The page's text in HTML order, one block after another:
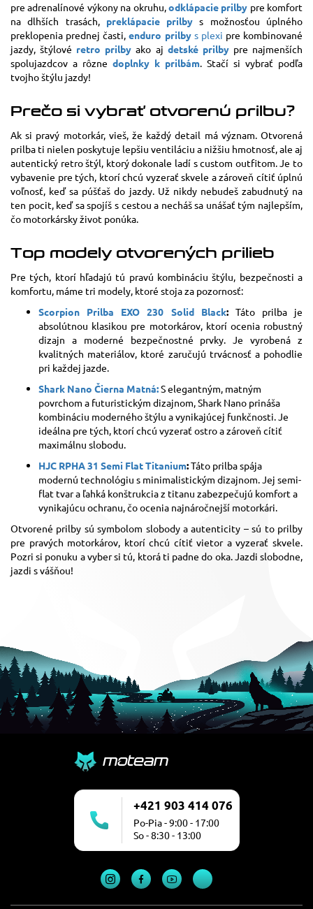
pre adrenalínové výkony na okruhu,odklápacie prilby pre komfort
na dlhších trasách, preklápacie prilby s možnosťou úplného
preklopenia prednej časti,enduro prilbys plexi pre kombinované
jazdy, štýlové retro prilby ako aj detské prilbypre najmenších
spolujazdcov a rôzne doplnky k prilbám. Stačí si vybrať podľa
tvojho štýlu jazdy!
Prečo si vybrať otvorenú prilbu?
Ak si pravý motorkár, vieš, že každý detail má význam. Otvorená
prilba ti nielen poskytuje lepšiu ventiláciu a nižšiu hmotnosť, ale aj
autentický retro štýl, ktorý dokonale ladí s custom outfitom. Je to
vybavenie pre tých, ktorí chcú vyzerať skvele a zároveň cítiť úplnú
voľnosť, keď sa púšťaš do jazdy. Už nikdy nebudeš zabudnutý na
ten pocit, keď sa spojíš s cestou a necháš sa unášať tým najlepším,
čo motorkársky život ponúka.
Top modely otvorených prilieb
Pre tých, ktorí hľadajú tú pravú kombináciu štýlu, bezpečnosti a
komfortu, máme tri modely, ktoré stoja za pozornosť:
Scorpion Prilba EXO 230 Solid Black: Táto prilba je
absolútnou klasikou pre motorkárov, ktorí ocenia robustný
dizajn a moderné bezpečnostné prvky. Je vyrobená z
kvalitných materiálov, ktoré zaručujú trvácnosť a pohodlie
pri každej jazde.
Shark Nano Čierna Matná:S elegantným, matným
povrchom a futuristickým dizajnom, Shark Nano prináša
kombináciu moderného štýlu a vynikajúcej funkčnosti. Je
ideálna pre tých, ktorí chcú vyzerať ostro a zároveň cítiť
maximálnu slobodu.
HJC RPHA 31 Semi Flat Titanium:Táto prilba spája
modernú technológiu s minimalistickým dizajnom. Jej semi-
flat tvar a ľahká konštrukcia z titanu zabezpečujú komfort a
vynikajúcu ochranu, čo ocenia najnáročnejší motorkári.
Otvorené prilby sú symbolom slobody a autenticity – sú to prilby
pre pravých motorkárov, ktorí chcú cítiť vietor a vyzerať skvele.
Pozri si ponuku a vyber si tú, ktorá ti padne do oka. Jazdi slobodne,
jazdi s vášňou!
+421 903 414 076
Po-Pia - 9:00 - 17:00
So - 8:30 - 13:00